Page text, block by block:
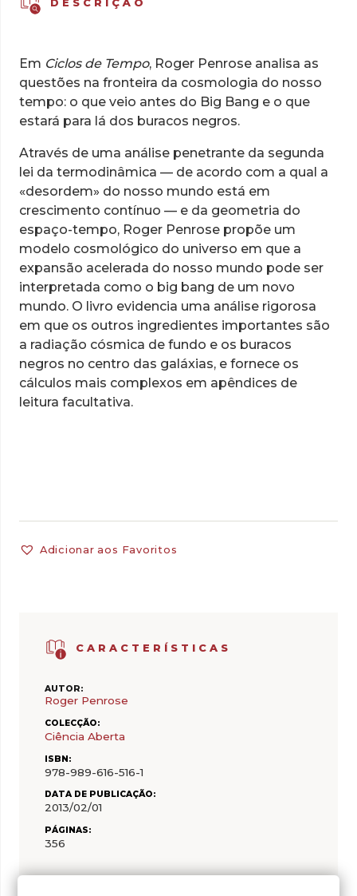
CARACTERÍSTICAS
AUTOR:
Roger Penrose
COLECÇÃO:
Ciência Aberta
ISBN:
978-989-616-516-1
DATA DE PUBLICAÇÃO:
2013/02/01
PÁGINAS:
356
DESCRIÇÃO
Em Ciclos de Tempo, Roger Penrose analisa as
questões na fronteira da cosmologia do nosso
tempo: o que veio antes do Big Bang e o que
estará para lá dos buracos negros.
Através de uma análise penetrante da segunda
lei da termodinâmica — de acordo com a qual a
«desordem» do nosso mundo está em
crescimento contínuo — e da geometria do
espaço-tempo, Roger Penrose propõe um
modelo cosmológico do universo em que a
expansão acelerada do nosso mundo pode ser
interpretada como o big bang de um novo
mundo. O livro evidencia uma análise rigorosa
em que os outros ingredientes importantes são
a radiação cósmica de fundo e os buracos
negros no centro das galáxias, e fornece os
cálculos mais complexos em apêndices de
leitura facultativa.
Adicionar aos Favoritos